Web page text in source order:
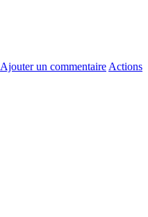
Ajouter un commentaire Actions